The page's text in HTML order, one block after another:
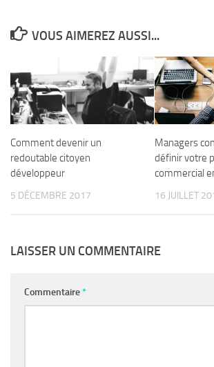
VOUS AIMEREZ AUSSI...
Comment devenir un
redoutable citoyen
développeur
5 DÉCEMBRE 2017
Managers
définir votre
commercial
16 JUILLET
LAISSER UN COMMENTAIRE
Commentaire*